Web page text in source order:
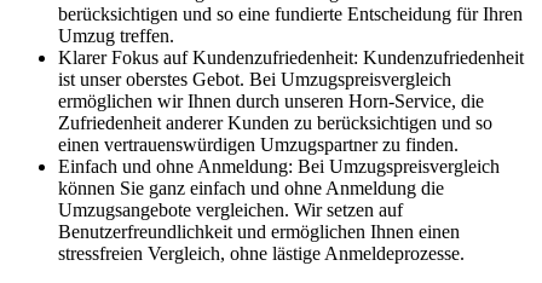
berücksichtigen und so eine fundierte Entscheidung für Ihren
Umzug treffen.
Klarer Fokus auf Kundenzufriedenheit: Kundenzufriedenheit
ist unser oberstes Gebot. Bei Umzugspreisvergleich
ermöglichen wir Ihnen durch unseren Horn-Service, die
Zufriedenheit anderer Kunden zu berücksichtigen und so
einen vertrauenswürdigen Umzugspartner zu finden.
Einfach und ohne Anmeldung: Bei Umzugspreisvergleich
können Sie ganz einfach und ohne Anmeldung die
Umzugsangebote vergleichen. Wir setzen auf
Benutzerfreundlichkeit und ermöglichen Ihnen einen
stressfreien Vergleich, ohne lästige Anmeldeprozesse.